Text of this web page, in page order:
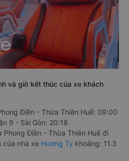
và giờ kết thúc của xe khách
Điền - Thừa Thiên Huế: 09:00
9 - Sài Gòn: 20:18
Phong Điền - Thừa Thiên Huế đi
của nhà xe Hương Ty khoảng: 11.3